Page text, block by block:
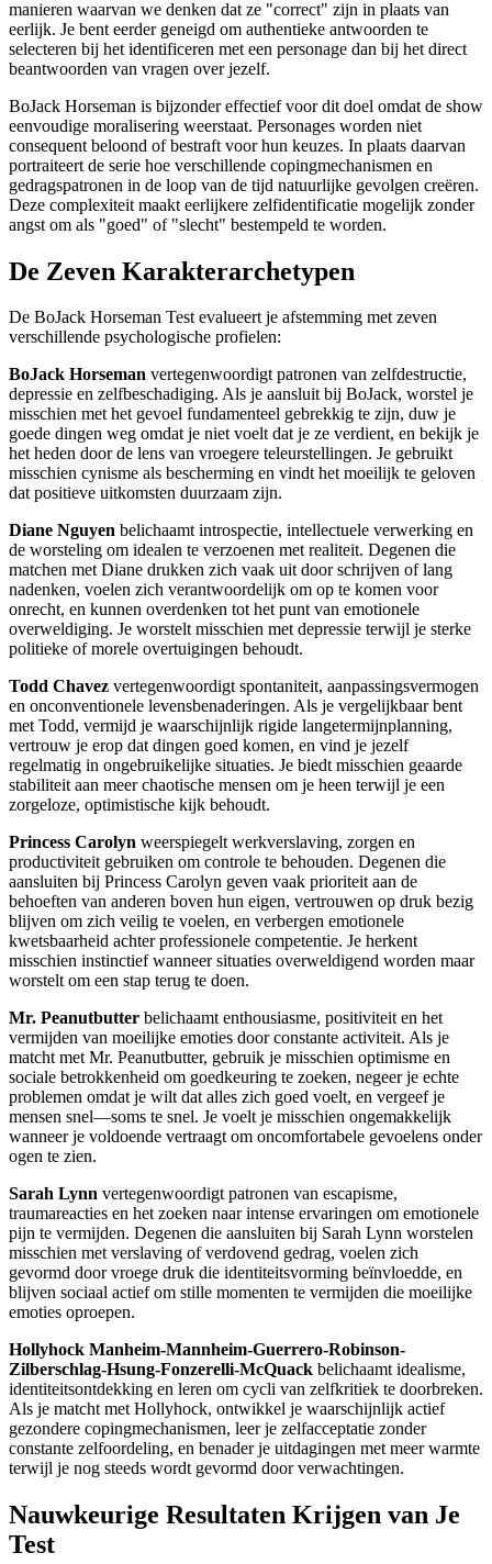
manieren waarvan we denken dat ze "correct" zijn in plaats van
eerlijk. Je bent eerder geneigd om authentieke antwoorden te
selecteren bij het identificeren met een personage dan bij het direct
beantwoorden van vragen over jezelf.
BoJack Horseman is bijzonder effectief voor dit doel omdat de show
eenvoudige moralisering weerstaat. Personages worden niet
consequent beloond of bestraft voor hun keuzes. In plaats daarvan
portraiteert de serie hoe verschillende copingmechanismen en
gedragspatronen in de loop van de tijd natuurlijke gevolgen creëren.
Deze complexiteit maakt eerlijkere zelfidentificatie mogelijk zonder
angst om als "goed" of "slecht" bestempeld te worden.
De Zeven Karakterarchetypen
De BoJack Horseman Test evalueert je afstemming met zeven
verschillende psychologische profielen:
BoJack Horseman vertegenwoordigt patronen van zelfdestructie,
depressie en zelfbeschadiging. Als je aansluit bij BoJack, worstel je
misschien met het gevoel fundamenteel gebrekkig te zijn, duw je
goede dingen weg omdat je niet voelt dat je ze verdient, en bekijk je
het heden door de lens van vroegere teleurstellingen. Je gebruikt
misschien cynisme als bescherming en vindt het moeilijk te geloven
dat positieve uitkomsten duurzaam zijn.
Diane Nguyen belichaamt introspectie, intellectuele verwerking en
de worsteling om idealen te verzoenen met realiteit. Degenen die
matchen met Diane drukken zich vaak uit door schrijven of lang
nadenken, voelen zich verantwoordelijk om op te komen voor
onrecht, en kunnen overdenken tot het punt van emotionele
overweldiging. Je worstelt misschien met depressie terwijl je sterke
politieke of morele overtuigingen behoudt.
Todd Chavez vertegenwoordigt spontaniteit, aanpassingsvermogen
en onconventionele levensbenaderingen. Als je vergelijkbaar bent
met Todd, vermijd je waarschijnlijk rigide langetermijnplanning,
vertrouw je erop dat dingen goed komen, en vind je jezelf
regelmatig in ongebruikelijke situaties. Je biedt misschien geaarde
stabiliteit aan meer chaotische mensen om je heen terwijl je een
zorgeloze, optimistische kijk behoudt.
Princess Carolyn weerspiegelt werkverslaving, zorgen en
productiviteit gebruiken om controle te behouden. Degenen die
aansluiten bij Princess Carolyn geven vaak prioriteit aan de
behoeften van anderen boven hun eigen, vertrouwen op druk bezig
blijven om zich veilig te voelen, en verbergen emotionele
kwetsbaarheid achter professionele competentie. Je herkent
misschien instinctief wanneer situaties overweldigend worden maar
worstelt om een stap terug te doen.
Mr. Peanutbutter belichaamt enthousiasme, positiviteit en het
vermijden van moeilijke emoties door constante activiteit. Als je
matcht met Mr. Peanutbutter, gebruik je misschien optimisme en
sociale betrokkenheid om goedkeuring te zoeken, negeer je echte
problemen omdat je wilt dat alles zich goed voelt, en vergeef je
mensen snel—soms te snel. Je voelt je misschien ongemakkelijk
wanneer je voldoende vertraagt om oncomfortabele gevoelens onder
ogen te zien.
Sarah Lynn vertegenwoordigt patronen van escapisme,
traumareacties en het zoeken naar intense ervaringen om emotionele
pijn te vermijden. Degenen die aansluiten bij Sarah Lynn worstelen
misschien met verslaving of verdovend gedrag, voelen zich
gevormd door vroege druk die identiteitsvorming beïnvloedde, en
blijven sociaal actief om stille momenten te vermijden die moeilijke
emoties oproepen.
Hollyhock Manheim-Mannheim-Guerrero-Robinson-
Zilberschlag-Hsung-Fonzerelli-McQuack belichaamt idealisme,
identiteitsontdekking en leren om cycli van zelfkritiek te doorbreken.
Als je matcht met Hollyhock, ontwikkel je waarschijnlijk actief
gezondere copingmechanismen, leer je zelfacceptatie zonder
constante zelfoordeling, en benader je uitdagingen met meer warmte
terwijl je nog steeds wordt gevormd door verwachtingen.
Nauwkeurige Resultaten Krijgen van Je
Test